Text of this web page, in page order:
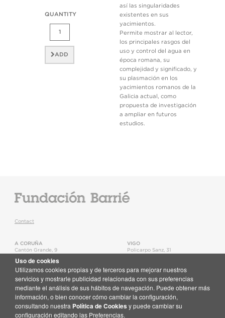
QUANTITY
ADD
así las singularidades
existentes en sus
yacimientos.
Permite mostrar al lector,
los principales rasgos del
uso y control del agua en
época romana, su
complejidad y significado, y
su plasmación en los
yacimientos romanos de la
Galicia actual, como
propuesta de investigación
a ampliar en futuros
estudios.
Contact
A CORUÑA
Cantón Grande, 9
T.+34 981 22 15 25
Map
VIGO
Policarpo Sanz, 31
Map
Receive email updates about the Fundación Barrié activities
Subscribe here
Uso de cookies
Utilizamos cookies propias y de terceros para mejorar nuestros
servicios y mostrarle publicidad relacionada con sus preferencias
mediante el análisis de sus hábitos de navegación. Puede obtener más
información, o bien conocer cómo cambiar la configuración,
consultando nuestra Política de Cookies y puede cambiar su
configuración editando las Preferencias.